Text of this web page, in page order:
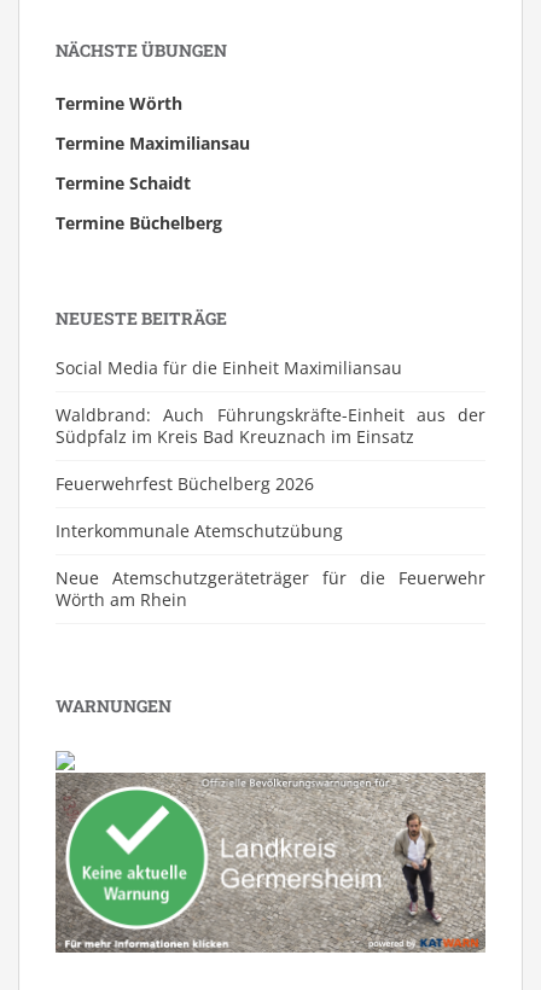
NÄCHSTE ÜBUNGEN
Termine Wörth
Termine Maximiliansau
Termine Schaidt
Termine Büchelberg
NEUESTE BEITRÄGE
Social Media für die Einheit Maximiliansau
Waldbrand: Auch Führungskräfte-Einheit aus der
Südpfalz im Kreis Bad Kreuznach im Einsatz
Feuerwehrfest Büchelberg 2026
⁠Interkommunale Atemschutzübung
Neue Atemschutzgeräteträger für die Feuerwehr
Wörth am Rhein
WARNUNGEN